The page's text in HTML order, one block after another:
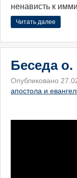
ненависть к
Читать далее
Беседа
Опубликовано
апостола и